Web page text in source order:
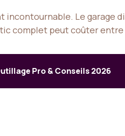
Le garage
complet peut coûter entre
Pro & Conseils 2026